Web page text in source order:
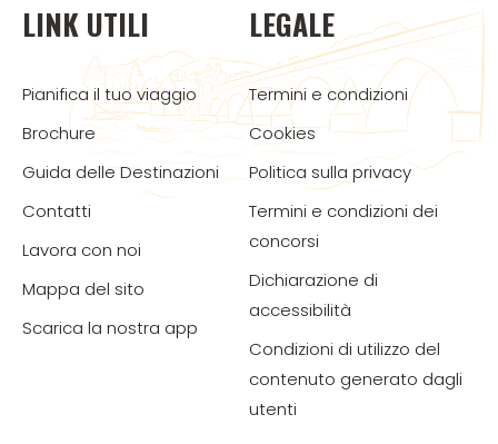
LINK UTILI
Pianifica il tuo viaggio
Brochure
Guida delle Destinazioni
Contatti
Lavora con noi
Mappa del sito
Scarica la nostra app
LEGALE
Termini e condizioni
Cookies
Politica sulla privacy
Termini e condizioni dei
concorsi
Dichiarazione di
accessibilità
Condizioni di utilizzo del
contenuto generato dagli
utenti